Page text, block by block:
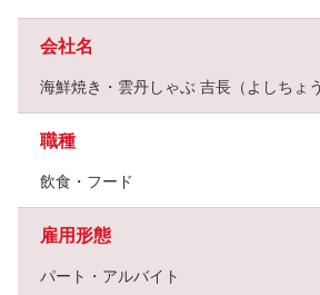
会社名
海鮮焼き・雲丹しゃぶ 吉長（よしちょう
職種
飲食・フード
雇用形態
パート・アルバイト